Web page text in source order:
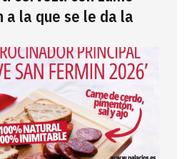
a la que se le da la